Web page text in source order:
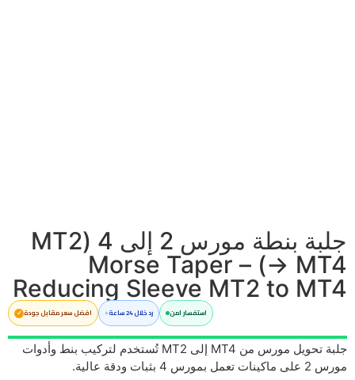
جلبة بنطة مورس 2 إلى 4 (MT2
→ MT4) – Morse Taper
Reducing Sleeve MT2 to MT4
استفسار امن رد خلال 24 ساعة افضل سعر مقابل جودة
جلبة تحويل مورس من MT4 إلى MT2 تُستخدم لتركيب بنط وأدوات
مورس 2 على ماكينات تعمل بمورس 4 بثبات ودقة عالية.